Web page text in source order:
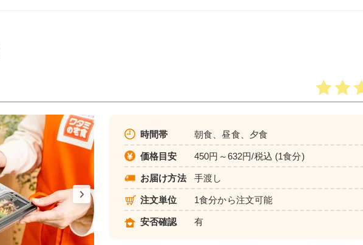
時間帯 朝食、昼食、夕食
価格目安 450円～632円/税込 (1食分)
お届け方法 手渡し
注文単位 1食分から注文可能
安否確認 有